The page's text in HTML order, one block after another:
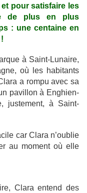
pour satisfaire les
de plus en plus
: une centaine en
à Saint-Lunaire,
où les habitants
a rompu avec sa
pavillon à Enghien-
justement, à Saint-
car Clara n’oublie
au moment où elle
Clara entend des